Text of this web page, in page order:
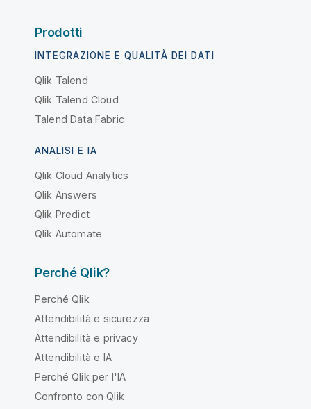
Prodotti
INTEGRAZIONE E QUALITÀ DEI DATI
Qlik Talend
Qlik Talend Cloud
Talend Data Fabric
ANALISI E IA
Qlik Cloud Analytics
Qlik Answers
Qlik Predict
Qlik Automate
Perché Qlik?
Perché Qlik
Attendibilità e sicurezza
Attendibilità e privacy
Attendibilità e IA
Perché Qlik per l'IA
Confronto con Qlik